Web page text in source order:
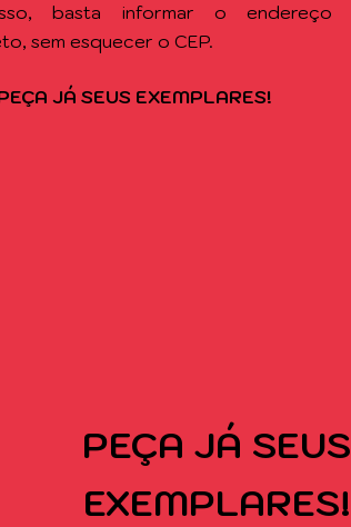
basta informar o endereço
sem esquecer o CEP.
JÁ SEUS EXEMPLARES!
PEÇA JÁ SEUS
EXEMPLARES!